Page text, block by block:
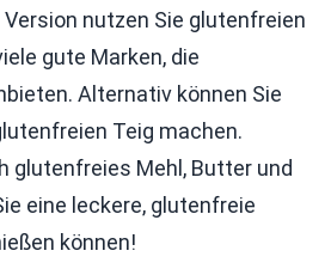
nutzen Sie glutenfreien
gute Marken, die
Alternativ können Sie
Teig machen.
glutenfreies Mehl, Butter und
eine leckere, glutenfreie
können!